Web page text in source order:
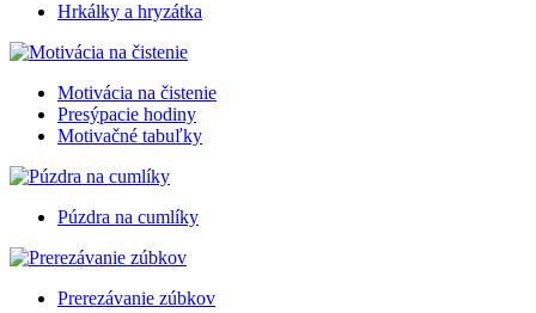
Hrkálky a hryzátka
Motivácia na čistenie
Presýpacie hodiny
Motivačné tabuľky
Púzdra na cumlíky
Prerezávanie zúbkov